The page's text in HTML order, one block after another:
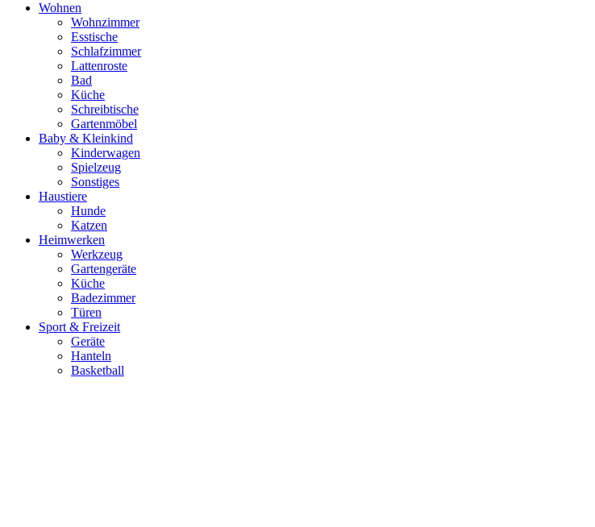
Wohnen
Wohnzimmer
Esstische
Schlafzimmer
Lattenroste
Bad
Küche
Schreibtische
Gartenmöbel
Baby & Kleinkind
Kinderwagen
Spielzeug
Sonstiges
Haustiere
Hunde
Katzen
Heimwerken
Werkzeug
Gartengeräte
Küche
Badezimmer
Türen
Sport & Freizeit
Geräte
Hanteln
Basketball